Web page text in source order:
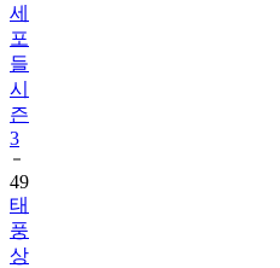
세
포
들
시
즌
3
49
태
풍
상